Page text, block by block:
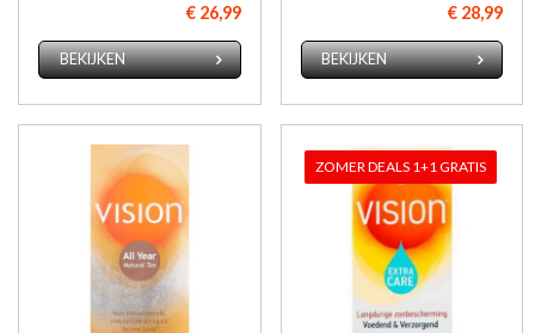
€ 26,99
BEKIJKEN
€ 28,99
BEKIJKEN
ZOMER DEALS 1+1 GRATIS